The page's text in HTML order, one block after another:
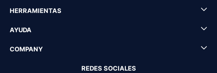
HERRAMIENTAS
AYUDA
COMPANY
REDES SOCIALES